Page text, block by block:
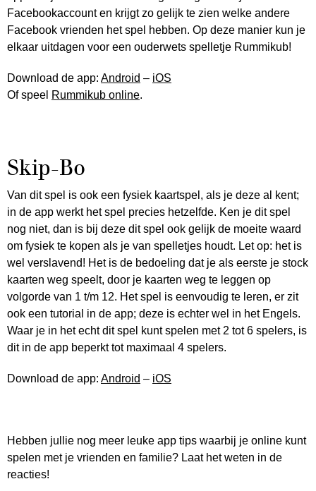
Facebookaccount en krijgt zo gelijk te zien welke andere
Facebook vrienden het spel hebben. Op deze manier kun je
elkaar uitdagen voor een ouderwets spelletje Rummikub!
Download de app: Android – iOS
Of speel Rummikub online.
Skip-Bo
Van dit spel is ook een fysiek kaartspel, als je deze al kent;
in de app werkt het spel precies hetzelfde. Ken je dit spel
nog niet, dan is bij deze dit spel ook gelijk de moeite waard
om fysiek te kopen als je van spelletjes houdt. Let op: het is
wel verslavend! Het is de bedoeling dat je als eerste je stock
kaarten weg speelt, door je kaarten weg te leggen op
volgorde van 1 t/m 12. Het spel is eenvoudig te leren, er zit
ook een tutorial in de app; deze is echter wel in het Engels.
Waar je in het echt dit spel kunt spelen met 2 tot 6 spelers, is
dit in de app beperkt tot maximaal 4 spelers.
Download de app: Android – iOS
Hebben jullie nog meer leuke app tips waarbij je online kunt
spelen met je vrienden en familie? Laat het weten in de
reacties!